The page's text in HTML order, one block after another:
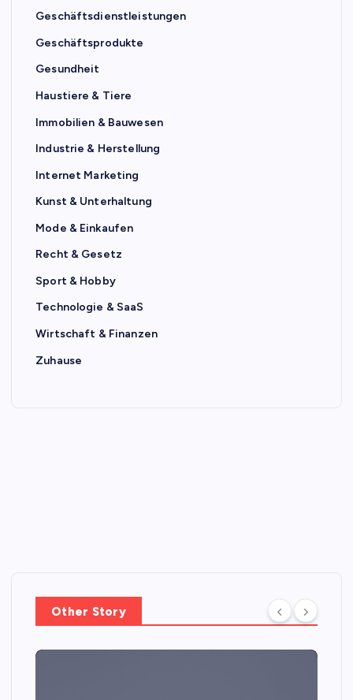
Geschäftsdienstleistungen
Geschäftsprodukte
Gesundheit
Haustiere & Tiere
Immobilien & Bauwesen
Industrie & Herstellung
Internet Marketing
Kunst & Unterhaltung
Mode & Einkaufen
Recht & Gesetz
Sport & Hobby
Technologie & SaaS
Wirtschaft & Finanzen
Zuhause
Other Story